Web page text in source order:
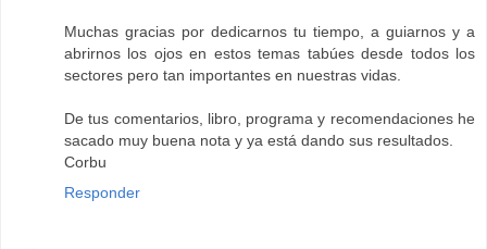
Muchas gracias por dedicarnos tu tiempo, a guiarnos y a
abrirnos los ojos en estos temas tabúes desde todos los
sectores pero tan importantes en nuestras vidas.
De tus comentarios, libro, programa y recomendaciones he
sacado muy buena nota y ya está dando sus resultados.
Corbu
Responder